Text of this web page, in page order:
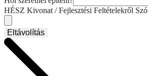
HÉSZ Kivonat / Fejlesztési Feltételekről
Eltávolítás